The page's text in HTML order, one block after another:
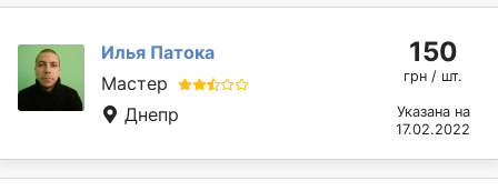
Илья Патока
Мастер
Днепр
150
грн / шт.
Указана на
17.02.2022